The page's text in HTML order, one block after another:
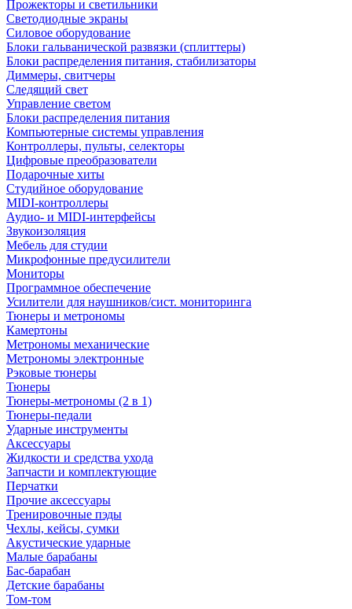
Прожекторы и светильники
Светодиодные экраны
Силовое оборудование
Блоки гальванической развязки (сплиттеры)
Блоки распределения питания, стабилизаторы
Диммеры, свитчеры
Следящий свет
Управление светом
Блоки распределения питания
Компьютерные системы управления
Контроллеры, пульты, селекторы
Цифровые преобразователи
Подарочные хиты
Студийное оборудование
MIDI-контроллеры
Аудио- и MIDI-интерфейсы
Звукоизоляция
Мебель для студии
Микрофонные предусилители
Мониторы
Программное обеспечение
Усилители для наушников/сист. мониторинга
Тюнеры и метрономы
Камертоны
Метрономы механические
Метрономы электронные
Рэковые тюнеры
Тюнеры
Тюнеры-метрономы (2 в 1)
Тюнеры-педали
Ударные инструменты
Аксессуары
Жидкости и средства ухода
Запчасти и комплектующие
Перчатки
Прочие аксессуары
Тренировочные пэды
Чехлы, кейсы, сумки
Акустические ударные
Mалые барабаны
Бас-барабан
Детские барабаны
Том-том